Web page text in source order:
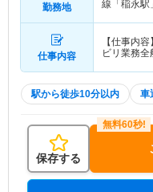
勤務地
線「稲永駅
仕事内容
【仕事内
ビリ業務
駅から徒歩10分以内 車
保存する